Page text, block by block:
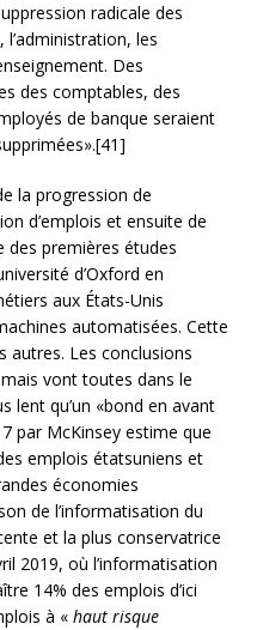
radicale des
les
Des
des comptables, des
de banque seraient
la progression de
d’emplois et ensuite de
des premières études
d’Oxford en
aux États-Unis
automatisées. Cette
autres. Les conclusions
mais vont toutes dans le
lent qu’un «bond en avant
par McKinsey estime que
emplois étatsuniens et
économies
de l’informatisation du
et la plus conservatrice
2019, où l’informatisation
14% des emplois d’ici
à « haut risque